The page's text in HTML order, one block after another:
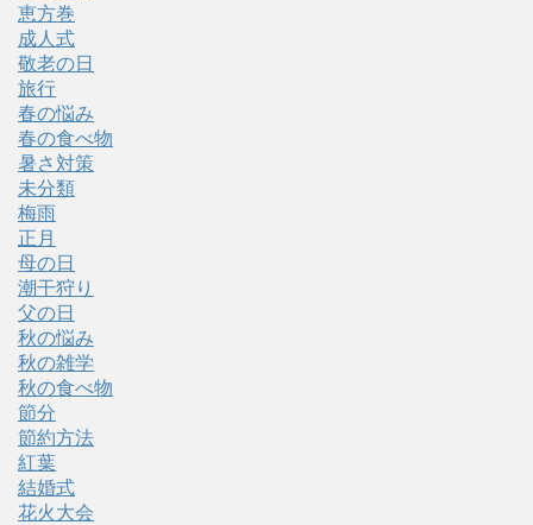
恵方巻
成人式
敬老の日
旅行
春の悩み
春の食べ物
暑さ対策
未分類
梅雨
正月
母の日
潮干狩り
父の日
秋の悩み
秋の雑学
秋の食べ物
節分
節約方法
紅葉
結婚式
花火大会